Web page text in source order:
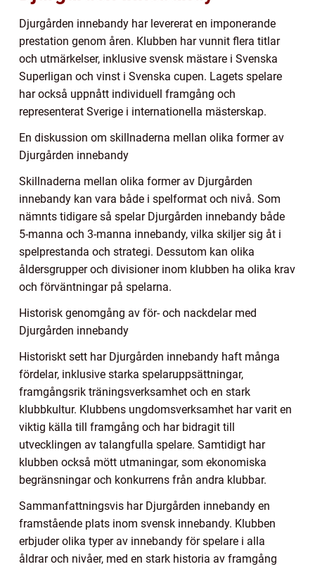
Djurgården innebandy har levererat en imponerande
prestation genom åren. Klubben har vunnit flera titlar
och utmärkelser, inklusive svensk mästare i Svenska
Superligan och vinst i Svenska cupen. Lagets spelare
har också uppnått individuell framgång och
representerat Sverige i internationella mästerskap.
En diskussion om skillnaderna mellan olika former av
Djurgården innebandy
Skillnaderna mellan olika former av Djurgården
innebandy kan vara både i spelformat och nivå. Som
nämnts tidigare så spelar Djurgården innebandy både
5-manna och 3-manna innebandy, vilka skiljer sig åt i
spelprestanda och strategi. Dessutom kan olika
åldersgrupper och divisioner inom klubben ha olika krav
och förväntningar på spelarna.
Historisk genomgång av för- och nackdelar med
Djurgården innebandy
Historiskt sett har Djurgården innebandy haft många
fördelar, inklusive starka spelaruppsättningar,
framgångsrik träningsverksamhet och en stark
klubbkultur. Klubbens ungdomsverksamhet har varit en
viktig källa till framgång och har bidragit till
utvecklingen av talangfulla spelare. Samtidigt har
klubben också mött utmaningar, som ekonomiska
begränsningar och konkurrens från andra klubbar.
Sammanfattningsvis har Djurgården innebandy en
framstående plats inom svensk innebandy. Klubben
erbjuder olika typer av innebandy för spelare i alla
åldrar och nivåer, med en stark historia av framgång